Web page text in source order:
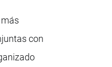
con